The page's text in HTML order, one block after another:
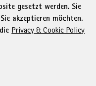
Footer
AGB
Sitemap
Cookie Policy
gesetzt werden. Sie
akzeptieren möchten.
Privacy & Cookie Policy